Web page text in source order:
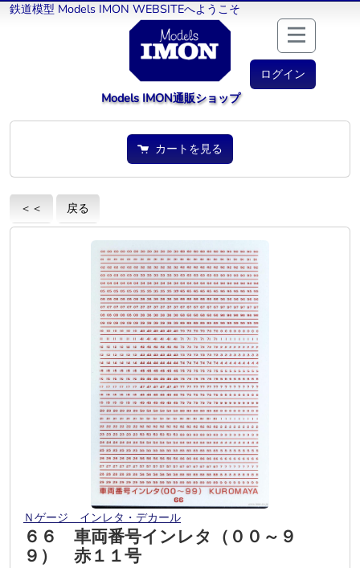
鉄道模型 Models IMON WEBSITEへようこそ
ログイン
Models IMON通販ショップ
カートを見る
＜＜ 戻る
Ｎゲージ インレタ・デカール
６６ 車両番号インレタ（００～９
９） 赤１１号